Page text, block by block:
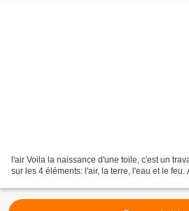
l'air Voila la naissance d'une toile, c'est un
sur les 4 éléments: l'air, la terre, l'eau et le